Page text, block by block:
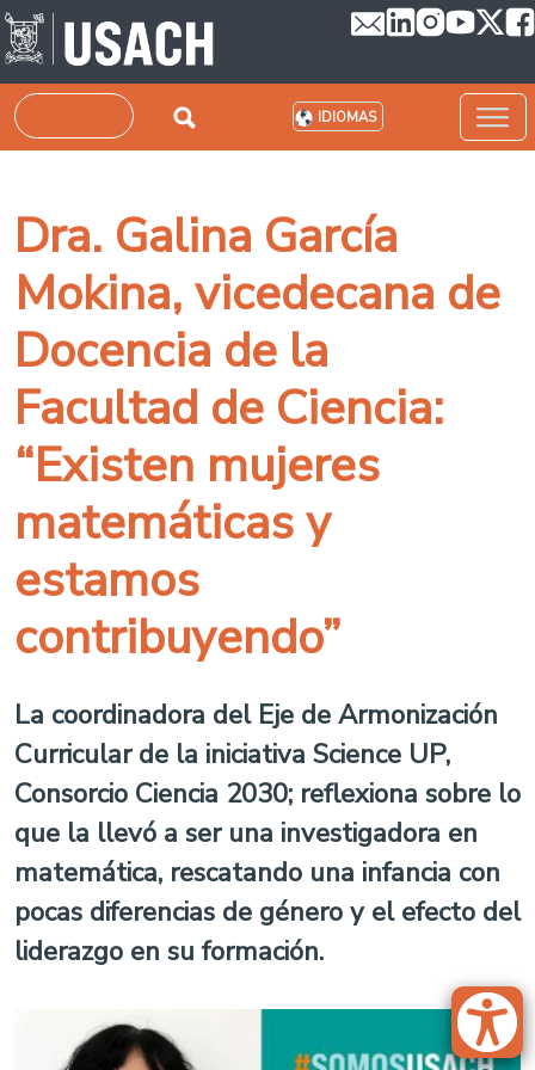
Pasar al contenido principal
Buscar IDIOMAS
Dra. Galina García
Mokina, vicedecana de
Docencia de la
Facultad de Ciencia:
“Existen mujeres
matemáticas y
estamos
contribuyendo”
La coordinadora del Eje de Armonización
Curricular de la iniciativa Science UP,
Consorcio Ciencia 2030; reflexiona sobre lo
que la llevó a ser una investigadora en
matemática, rescatando una infancia con
pocas diferencias de género y el efecto del
liderazgo en su formación.